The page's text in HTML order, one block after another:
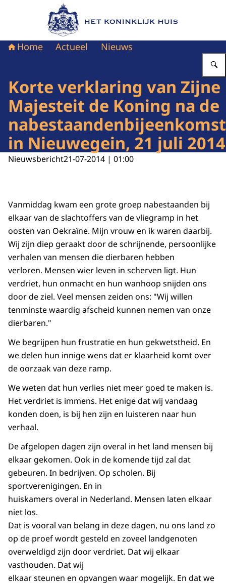
Naar de homepage van Het Koninklijk Huis
Home Actueel Nieuws
Korte verklaring van Zijne
Majesteit de Koning na de
nabestaandenbijeenkomst
in Nieuwegein, 21 juli 2014
Nieuwsbericht21-07-2014 | 01:00
Vanmiddag kwam een grote groep nabestaanden bij
elkaar van de slachtoffers van de vliegramp in het
oosten van Oekraïne. Mijn vrouw en ik waren daarbij.
Wij zijn diep geraakt door de schrijnende, persoonlijke
verhalen van mensen die dierbaren hebben
verloren. Mensen wier leven in scherven ligt. Hun
verdriet, hun onmacht en hun wanhoop snijden ons
door de ziel. Veel mensen zeiden ons: "Wij willen
tenminste waardig afscheid kunnen nemen van onze
dierbaren."
We begrijpen hun frustratie en hun gekwetstheid. En
we delen hun innige wens dat er klaarheid komt over
de oorzaak van deze ramp.
We weten dat hun verlies niet meer goed te maken is.
Het verdriet is immens. Het enige dat wij vandaag
konden doen, is bij hen zijn en luisteren naar hun
verhaal.
De afgelopen dagen zijn overal in het land mensen bij
elkaar gekomen. Ook in de komende tijd zal dat
gebeuren. In bedrijven. Op scholen. Bij
sportverenigingen. En in
huiskamers overal in Nederland. Mensen laten elkaar
niet los.
Dat is vooral van belang in deze dagen, nu ons land zo
op de proef wordt gesteld en zoveel landgenoten
overweldigd zijn door verdriet. Dat wij elkaar
vasthouden. Dat wij
elkaar steunen en opvangen waar mogelijk. En dat we